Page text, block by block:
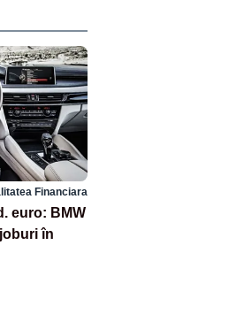
Financiara
euro: BMW
în